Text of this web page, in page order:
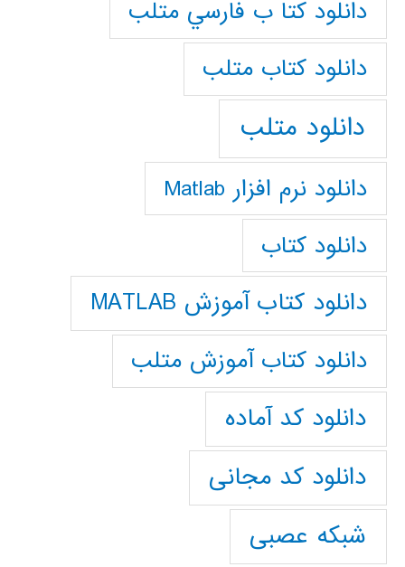
دانلود كتا ب فارسي متلب
دانلود كتاب متلب
دانلود متلب
دانلود نرم افزار Matlab
دانلود کتاب
دانلود کتاب آموزش MATLAB
دانلود کتاب آموزش متلب
دانلود کد آماده
دانلود کد مجانی
شبکه عصبی